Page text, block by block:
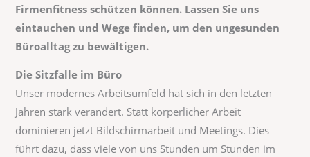
Firmenfitness schützen können. Lassen Sie uns
eintauchen und Wege finden, um den ungesunden
Büroalltag zu bewältigen.
Die Sitzfalle im Büro
Unser modernes Arbeitsumfeld hat sich in den letzten
Jahren stark verändert. Statt körperlicher Arbeit
dominieren jetzt Bildschirmarbeit und Meetings. Dies
führt dazu, dass viele von uns Stunden um Stunden im